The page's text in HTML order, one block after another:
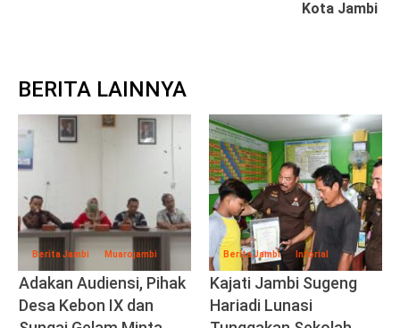
Kota Jambi
BERITA LAINNYA
Berita Jambi Muarojambi
Adakan Audiensi, Pihak
Desa Kebon IX dan
Berita Jambi Inforial
Kajati Jambi Sugeng
Hariadi Lunasi